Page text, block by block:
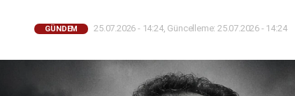
GÜNDEM 25.07.2026 - 14:24, Güncelleme: 25.07.2026 - 14:24